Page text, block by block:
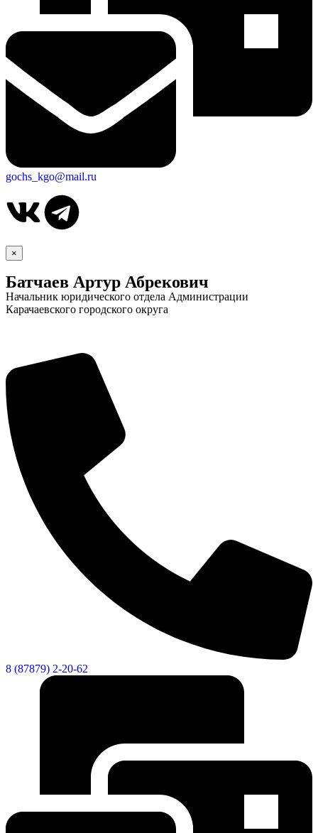
gochs_kgo@mail.ru
×
Батчаев Артур Абрекович
Начальник юридического отдела Администрации
Карачаевского городского округа
8 (87879) 2-20-62